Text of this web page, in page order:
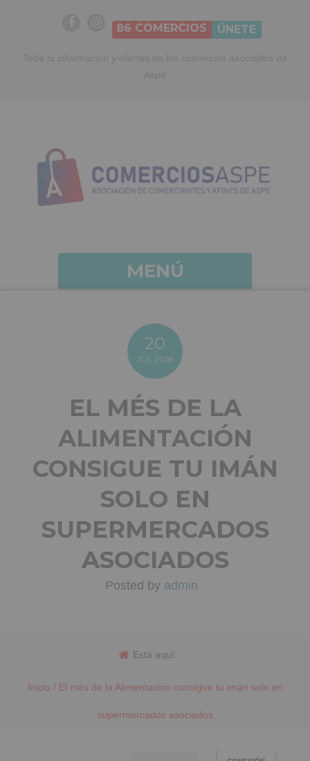
86 COMERCIOS ÚNETE
MENÚ
20
JUL 2018
EL MÉS DE LA
ALIMENTACIÓN
CONSIGUE TU IMÁN
SOLO EN
SUPERMERCADOS
ASOCIADOS
Posted by admin
Está aquí:
Inicio / El més de la Alimentación consigue tu imán solo en
supermercados asociados